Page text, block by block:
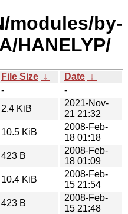
modules/by-
HANELYP/
File Size ↓ Date ↓
-
-
2.4 KiB
2021-Nov-
21 21:32
10.5 KiB
2008-Feb-
18 01:18
423 B
2008-Feb-
18 01:09
10.4 KiB
2008-Feb-
15 21:54
423 B
2008-Feb-
15 21:48